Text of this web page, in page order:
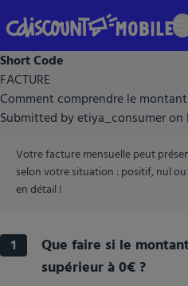
to
main
content
Short Code
FACTURE
Comment comprendre le
Submitted byetiya_consumeron
Votre facture mensuelle peut
selon votre situation : positif, nul
en détail !
1
Que faire si le
supérieur à 0€ ?